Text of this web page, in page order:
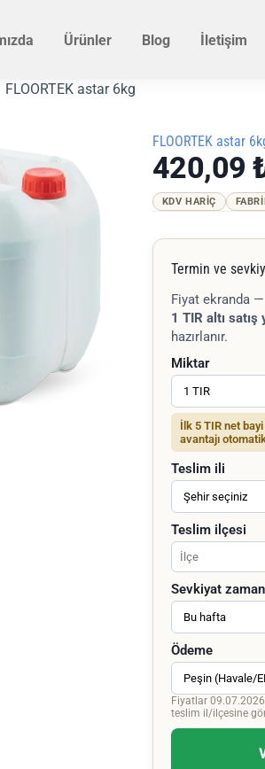
Ürünler Blog İletişim
FLOORTEK astar 6kg
FLOORTEK astar
420,09
KDV HARIÇ
Termin ve
Fiyat ekranda
1 TIR altı satış
hazırlanır.
Miktar
İlk 5 TIR net
avantajı
Teslim ili
Teslim ilçesi
Sevkiyat
Ödeme
Fiyatlar
teslim il/ilçesine